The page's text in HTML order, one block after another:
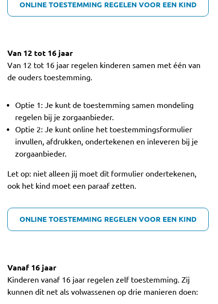
ONLINE TOESTEMMING REGELEN VOOR EEN KIND
Van 12 tot 16 jaar
Van 12 tot 16 jaar regelen kinderen samen met één van
de ouders toestemming.
Optie 1: Je kunt de toestemming samen mondeling
regelen bij je zorgaanbieder.
Optie 2: Je kunt online het toestemmingsformulier
invullen, afdrukken, ondertekenen en inleveren bij je
zorgaanbieder.
Let op: niet alleen jij moet dit formulier ondertekenen,
ook het kind moet een paraaf zetten.
ONLINE TOESTEMMING REGELEN VOOR EEN KIND
Vanaf 16 jaar
Kinderen vanaf 16 jaar regelen zelf toestemming. Zij
kunnen dit net als volwassenen op drie manieren doen: